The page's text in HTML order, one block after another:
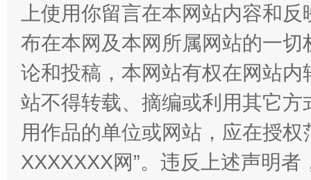
镜头丨大暑三秋近 山西：
上使用你留言在本网站内容和
布在本网及本网所属网站的一
论和投稿，本网站有权在网站
站不得转载、摘编或利用其它
用作品的单位或网站，应在授
XXXXXXX网”。违反上述声明